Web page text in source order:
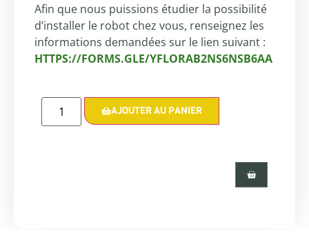
Afin que nous puissions étudier la possibilité
d’installer le robot chez vous, renseignez les
informations demandées sur le lien suivant :
HTTPS://FORMS.GLE/YFLORAB2NS6NSB6AA
AJOUTER AU PANIER